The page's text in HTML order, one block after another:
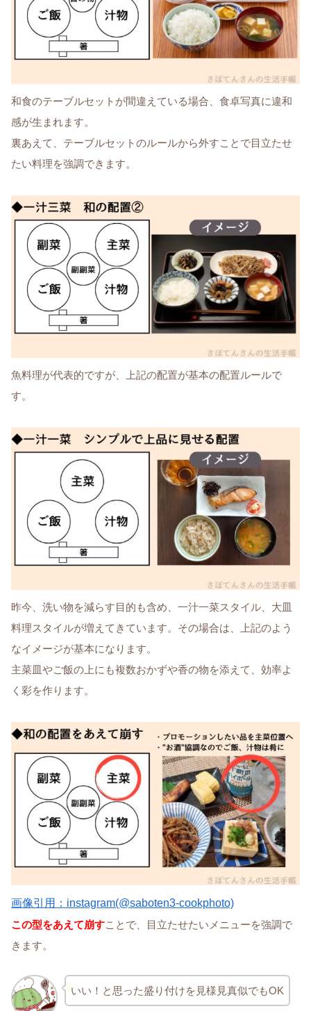
和食のテーブルセットが間違えている場合、食卓写真に違和
感が生まれます。
裏あえて、テーブルセットのルールから外すことで目立たせ
たい料理を強調できます。
魚料理が代表的ですが、上記の配置が基本の配置ルールで
す。
昨今、洗い物を減らす目的も含め、一汁一菜スタイル、大皿
料理スタイルが増えてきています。その場合は、上記のよう
なイメージが基本になります。
主菜皿やご飯の上にも複数おかずや香の物を添えて、効率よ
く彩を作ります。
画像引用：instagram(@saboten3-cookphoto)
この型をあえて崩すことで、目立たせたいメニューを強調で
きます。
いい！と思った盛り付けを見様見真似でもOK